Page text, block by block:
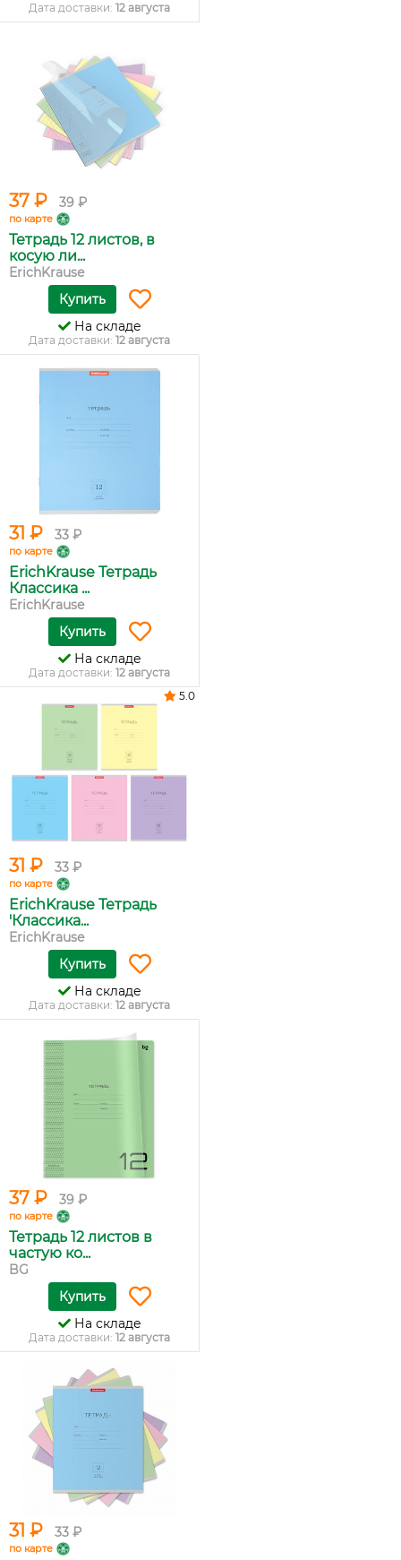
Дата доставки: 12 августа
37 ₽ 39 ₽
по карте
Тетрадь 12 листов, в
косую ли...
ErichKrause
Купить
На складе
Дата доставки: 12 августа
31 ₽ 33 ₽
по карте
ErichKrause Тетрадь
Классика ...
ErichKrause
Купить
На складе
Дата доставки: 12 августа
31 ₽ 33 ₽
по карте
ErichKrause Тетрадь
'Классика...
ErichKrause
5.0
Купить
На складе
Дата доставки: 12 августа
37 ₽ 39 ₽
по карте
Тетрадь 12 листов в
частую ко...
BG
Купить
На складе
Дата доставки: 12 августа
31 ₽ 33 ₽
по карте